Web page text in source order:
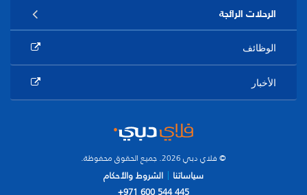
© فلاي دبي 2026. جميع الحقوق محفوظة.
سياساتنا
الشروط والأحكام
الرحلات الرائجة
الوظائف
الأخبار